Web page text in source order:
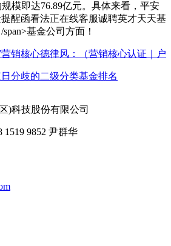
模即达76.89亿元。具体来看，平安
醒函看法正在线客服诚聘英才天天基
基金公司方面！
营销核心德律风：（营销核心认证｜户
分歧的二级分类基金排名
1519 9852 尹群华